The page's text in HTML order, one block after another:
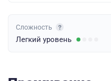
Сложность
Легкий уровень